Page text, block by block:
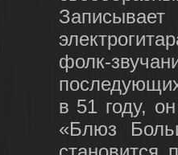
фолк-
в 51 году,
«Блюз